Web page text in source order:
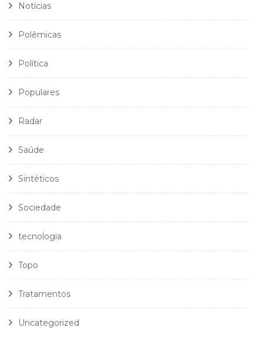
Notícias
Polêmicas
Política
Populares
Radar
Saúde
Sintéticos
Sociedade
tecnologia
Topo
Tratamentos
Uncategorized